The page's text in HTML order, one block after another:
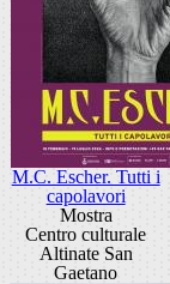
M.C. Escher. Tutti i
capolavori
Mostra
Centro culturale
Altinate San
Gaetano